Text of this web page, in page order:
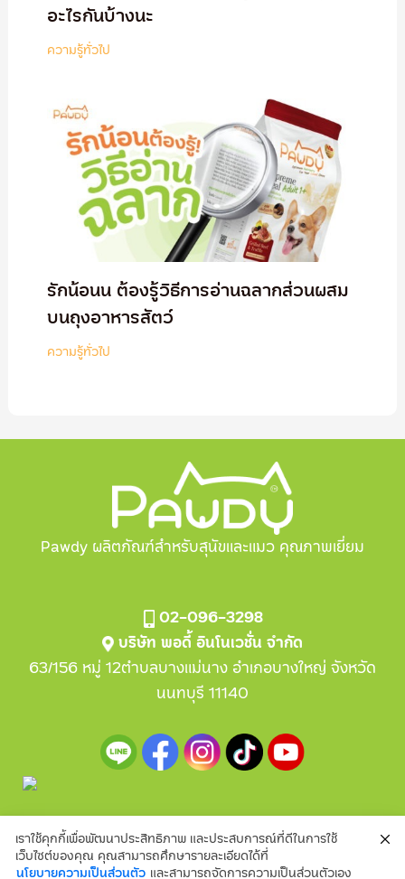
อะไรกันบ้างนะ
ความรู้ทั่วไป
รักน้อนน ต้องรู้วิธีการอ่านฉลากส่วนผสม
บนถุงอาหารสัตว์
ความรู้ทั่วไป
Pawdy ผลิตภัณฑ์สำหรับสุนัขและแมว คุณภาพเยี่ยม
02-096-3298
บริษัท พอดี้ อินโนเวชั่น จำกัด
63/156 หมู่ 12ตำบลบางแม่นาง อำเภอบางใหญ่ จังหวัด
นนทบุรี 11140
Copyright2024© Pawdy Innovation CO.,LTD.
เราใช้คุกกี้เพื่อพัฒนาประสิทธิภาพ และประสบการณ์ที่ดีในการใช้
เว็บไซต์ของคุณ คุณสามารถศึกษารายละเอียดได้ที่
นโยบายความเป็นส่วนตัว และสามารถจัดการความเป็นส่วนตัวเอง